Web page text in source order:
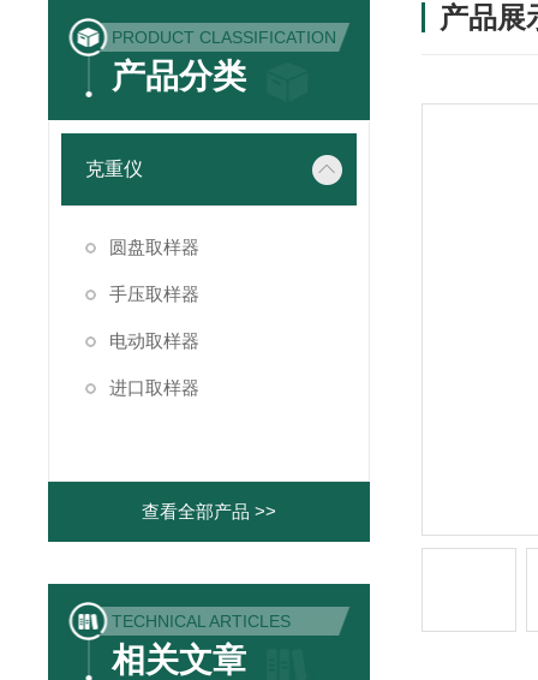
PRODUCT CLASSIFICATION
产品分类
克重仪
圆盘取样器
手压取样器
电动取样器
进口取样器
查看全部产品 >>
TECHNICAL ARTICLES
相关文章
产品展